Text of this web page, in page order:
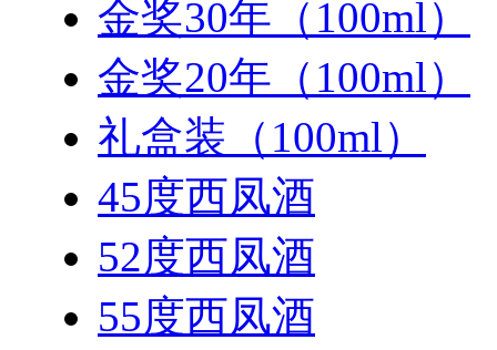
金奖30年（100ml）
金奖20年（100ml）
礼盒装（100ml）
45度西凤酒
52度西凤酒
55度西凤酒